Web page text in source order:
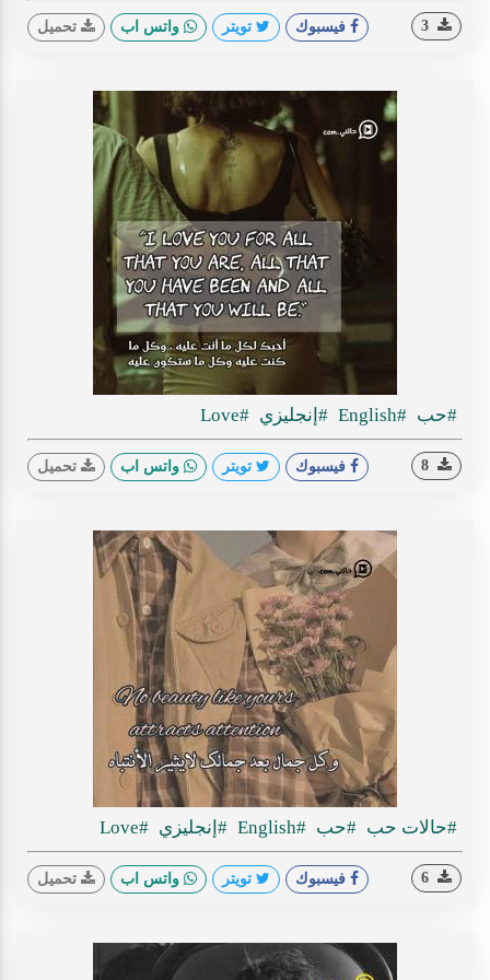
فيسبوك تويتر واتس اب تحميل
#حب #English #إنجليزي #Love
فيسبوك تويتر واتس اب تحميل
#حالات حب #حب #English #إنجليزي #Love
فيسبوك تويتر واتس اب تحميل